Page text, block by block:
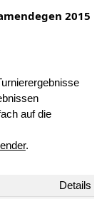
2015
auf die
.